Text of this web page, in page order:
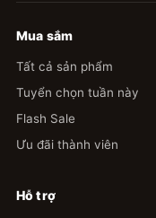
Mua sắm
Tất cả sản phẩm
Tuyển chọn tuần này
Flash Sale
Ưu đãi thành viên
Hỗ trợ